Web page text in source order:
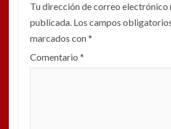
Tu dirección de correo electrónico
publicada. Los campos
marcados con*
Comentario *